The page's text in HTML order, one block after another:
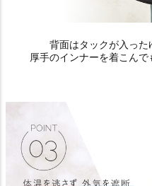
背面はタックが入った
厚手のインナーを着こんで